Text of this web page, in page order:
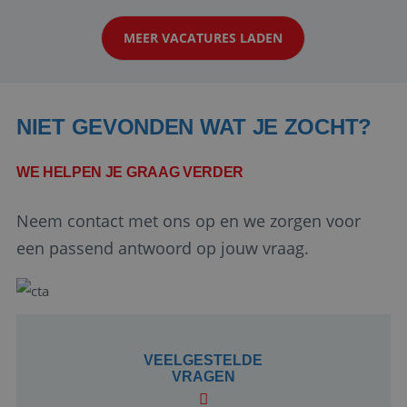
werken: of het nu gaat om vragen ...
MEER VACATURES LADEN
NIET GEVONDEN WAT JE ZOCHT?
WE HELPEN JE GRAAG VERDER
Neem contact met ons op en we zorgen voor
een passend antwoord op jouw vraag.
VEELGESTELDE
VRAGEN